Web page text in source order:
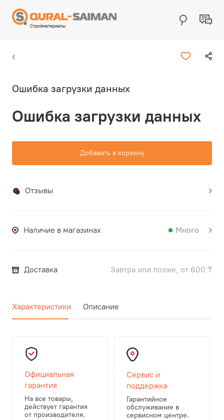
Стройматериалы
Ошибка загрузки данных
Ошибка загрузки данных
Добавить в корзину
Отзывы
Наличие в магазинах Много
Доставка Завтра или позже, от 600 ₸
Характеристики Описание
Официальная
гарантия
На все товары,
действует гарантия
от производителя.
Сервис и
поддержка
Гарантийное
обслуживание в
сервисном центре.